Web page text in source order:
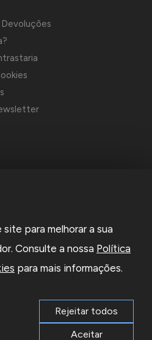
e os Termos e Condições
Subscrever
para melhorar a sua
Consulte a nossa Política
para mais informações.
Rejeitar todos
Aceitar